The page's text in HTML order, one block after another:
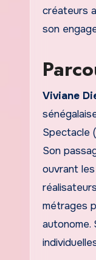
créateurs
son
Viviane
Spectacle
Son
ouvrant
métrages
autonome.